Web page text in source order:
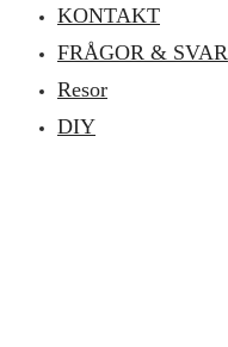
KONTAKT
FRÅGOR & SVAR
Resor
DIY